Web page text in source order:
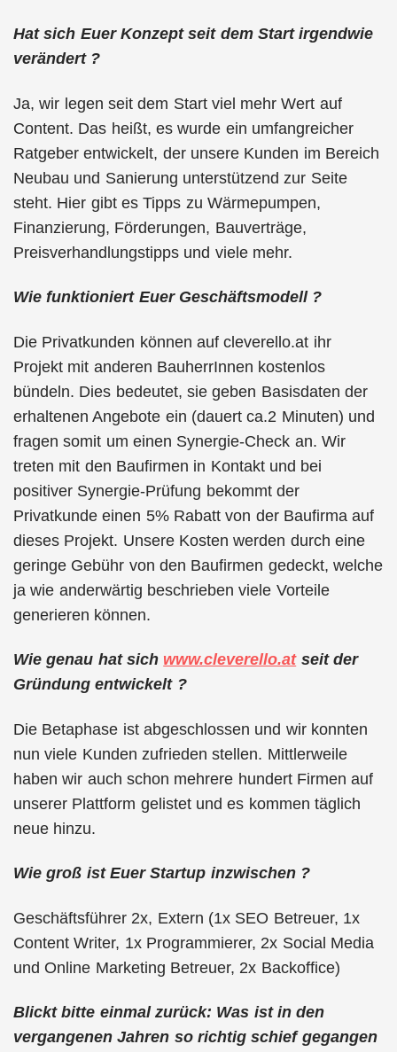
Hat sich Euer Konzept seit dem Start irgendwie
verändert ?
Ja, wir legen seit dem Start viel mehr Wert auf
Content. Das heißt, es wurde ein umfangreicher
Ratgeber entwickelt, der unsere Kunden im Bereich
Neubau und Sanierung unterstützend zur Seite
steht. Hier gibt es Tipps zu Wärmepumpen,
Finanzierung, Förderungen, Bauverträge,
Preisverhandlungstipps und viele mehr.
Wie funktioniert Euer Geschäftsmodell ?
Die Privatkunden können auf cleverello.at ihr
Projekt mit anderen BauherrInnen kostenlos
bündeln. Dies bedeutet, sie geben Basisdaten der
erhaltenen Angebote ein (dauert ca.2 Minuten) und
fragen somit um einen Synergie-Check an. Wir
treten mit den Baufirmen in Kontakt und bei
positiver Synergie-Prüfung bekommt der
Privatkunde einen 5% Rabatt von der Baufirma auf
dieses Projekt. Unsere Kosten werden durch eine
geringe Gebühr von den Baufirmen gedeckt, welche
ja wie anderwärtig beschrieben viele Vorteile
generieren können.
Wie genau hat sich www.cleverello.atseit der
Gründung entwickelt ?
Die Betaphase ist abgeschlossen und wir konnten
nun viele Kunden zufrieden stellen. Mittlerweile
haben wir auch schon mehrere hundert Firmen auf
unserer Plattform gelistet und es kommen täglich
neue hinzu.
Wie groß ist Euer Startup inzwischen ?
Geschäftsführer 2x, Extern (1x SEO Betreuer, 1x
Content Writer, 1x Programmierer, 2x Social Media
und Online Marketing Betreuer, 2x Backoffice)
Blickt bitte einmal zurück: Was ist in den
vergangenen Jahren so richtig schief gegangen